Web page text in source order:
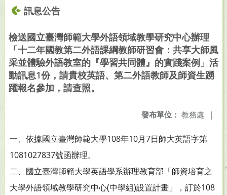
訊息公告
檢送國立臺灣師範大學外語領域教學研究中心辦理
「十二年國教第二外語課綱教師研習會：共享大師風
采並體驗外語教室的『學習共同體』的實踐案例」活
動訊息1份，請貴校英語、第二外語教師及師資生踴
躍報名參加，請查照。
發布單位： 教務處 |
一、依據國立臺灣師範大學108年10月7日師大英語字第
1081027837號函辦理。
二、國立臺灣師範大學英語學系辦理教育部「師資培育之
大學外語領域教學研究中心(中學組)設置計畫」，訂於108